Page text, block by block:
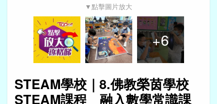
▼點擊圖片放大
+6
STEAM學校｜8.佛教榮茵學校
STEAM課程 融入數學常識課